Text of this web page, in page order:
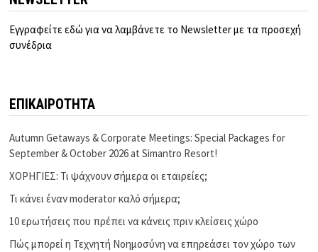
Εγγραφείτε εδώ για να λαμβάνετε το Newsletter με τα προσεχή
συνέδρια
ΕΠΙΚΑΙΡΟΤΗΤΑ
Autumn Getaways & Corporate Meetings: Special Packages for
September & October 2026 at Simantro Resort!
ΧΟΡΗΓΙΕΣ: Τι ψάχνουν σήμερα οι εταιρείες;
Τι κάνει έναν moderator καλό σήμερα;
10 ερωτήσεις που πρέπει να κάνεις πριν κλείσεις χώρο
Πώς μπορεί η Τεχνητή Νοημοσύνη να επηρεάσει τον χώρο των